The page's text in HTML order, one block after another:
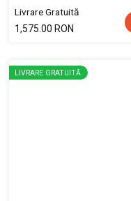
Livrare Gratuită
1,575.00 RON
LIVRARE GRATUITĂ